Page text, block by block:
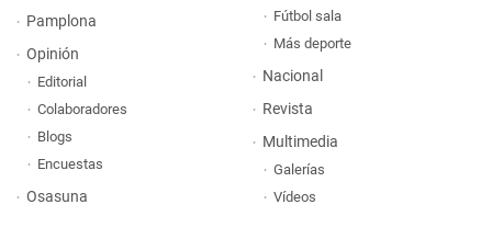
Pamplona
Opinión
Editorial
Colaboradores
Blogs
Encuestas
Osasuna
Fútbol sala
Más deporte
Nacional
Revista
Multimedia
Galerías
Vídeos